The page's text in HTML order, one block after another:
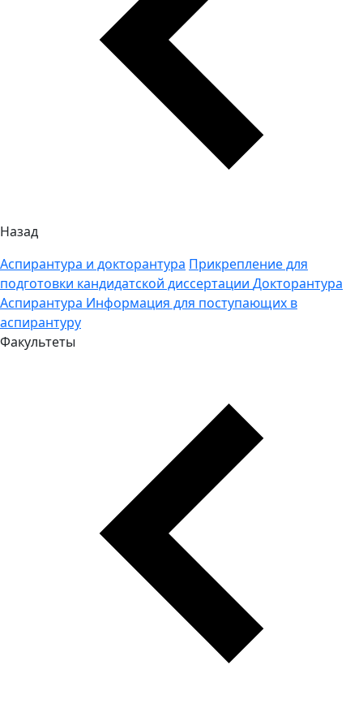
Назад
Аспирантура и докторантура Прикрепление для
подготовки кандидатской диссертации Докторантура
Аспирантура Информация для поступающих в
аспирантуру
Факультеты